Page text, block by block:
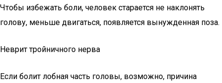
Чтобы избежать боли, человек старается не наклонять
голову, меньше двигаться, появляется вынужденная поза.
Неврит тройничного нерва
Если болит лобная часть головы, возможно, причина